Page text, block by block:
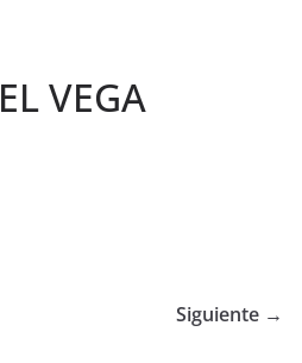
VEGA
Siguiente →